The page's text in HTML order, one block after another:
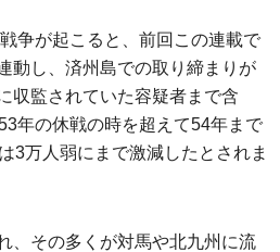
争が起こると、前回この連載で
動し、済州島での取り締まりが
収監されていた容疑者まで含
年の休戦の時を超えて54年まで
3万人弱にまで激減したとされま
、その多くが対馬や北九州に流